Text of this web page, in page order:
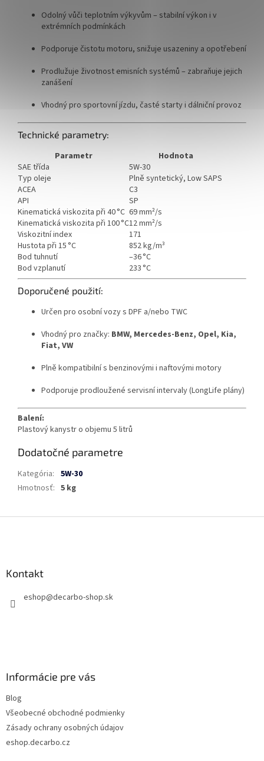
Odolný vůči teplotním výkyvům – stabilní výkon i v
extrémních podmínkách
Podporuje čistotu motoru, snižuje usazeniny a opotřebení
Prodlužuje životnost emisních systémů – zabraňuje jejich
zanášení
Vhodný pro sportovní jízdu, časté starty i dálniční provoz
Technické parametry:
Parametr
Hodnota
SAE třída
5W-30
Typ oleje
Plně syntetický, Low SAPS
ACEA
C3
API
SP
Kinematická viskozita při 40 °C 69 mm²/s
Kinematická viskozita při 100 °C12 mm²/s
Viskozitní index
171
Hustota při 15 °C
852 kg/m³
Bod tuhnutí
–36 °C
Bod vzplanutí
233 °C
Doporučené použití:
Určen pro osobní vozy s DPF a/nebo TWC
Vhodný pro značky: BMW, Mercedes-Benz, Opel, Kia,
Fiat, VW
Plně kompatibilní s benzinovými i naftovými motory
Podporuje prodloužené servisní intervaly (LongLife plány)
Balení:
Plastový kanystr o objemu 5 litrů
Dodatočné parametre
Kategória: 5W-30
Hmotnosť: 5 kg
Kontakt
eshop@decarbo-shop.sk
Informácie pre vás
Blog
Všeobecné obchodné podmienky
Zásady ochrany osobných údajov
eshop.decarbo.cz